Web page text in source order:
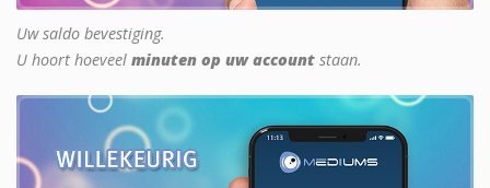
Uw saldo bevestiging.
U hoort hoeveel minuten op uw account staan.